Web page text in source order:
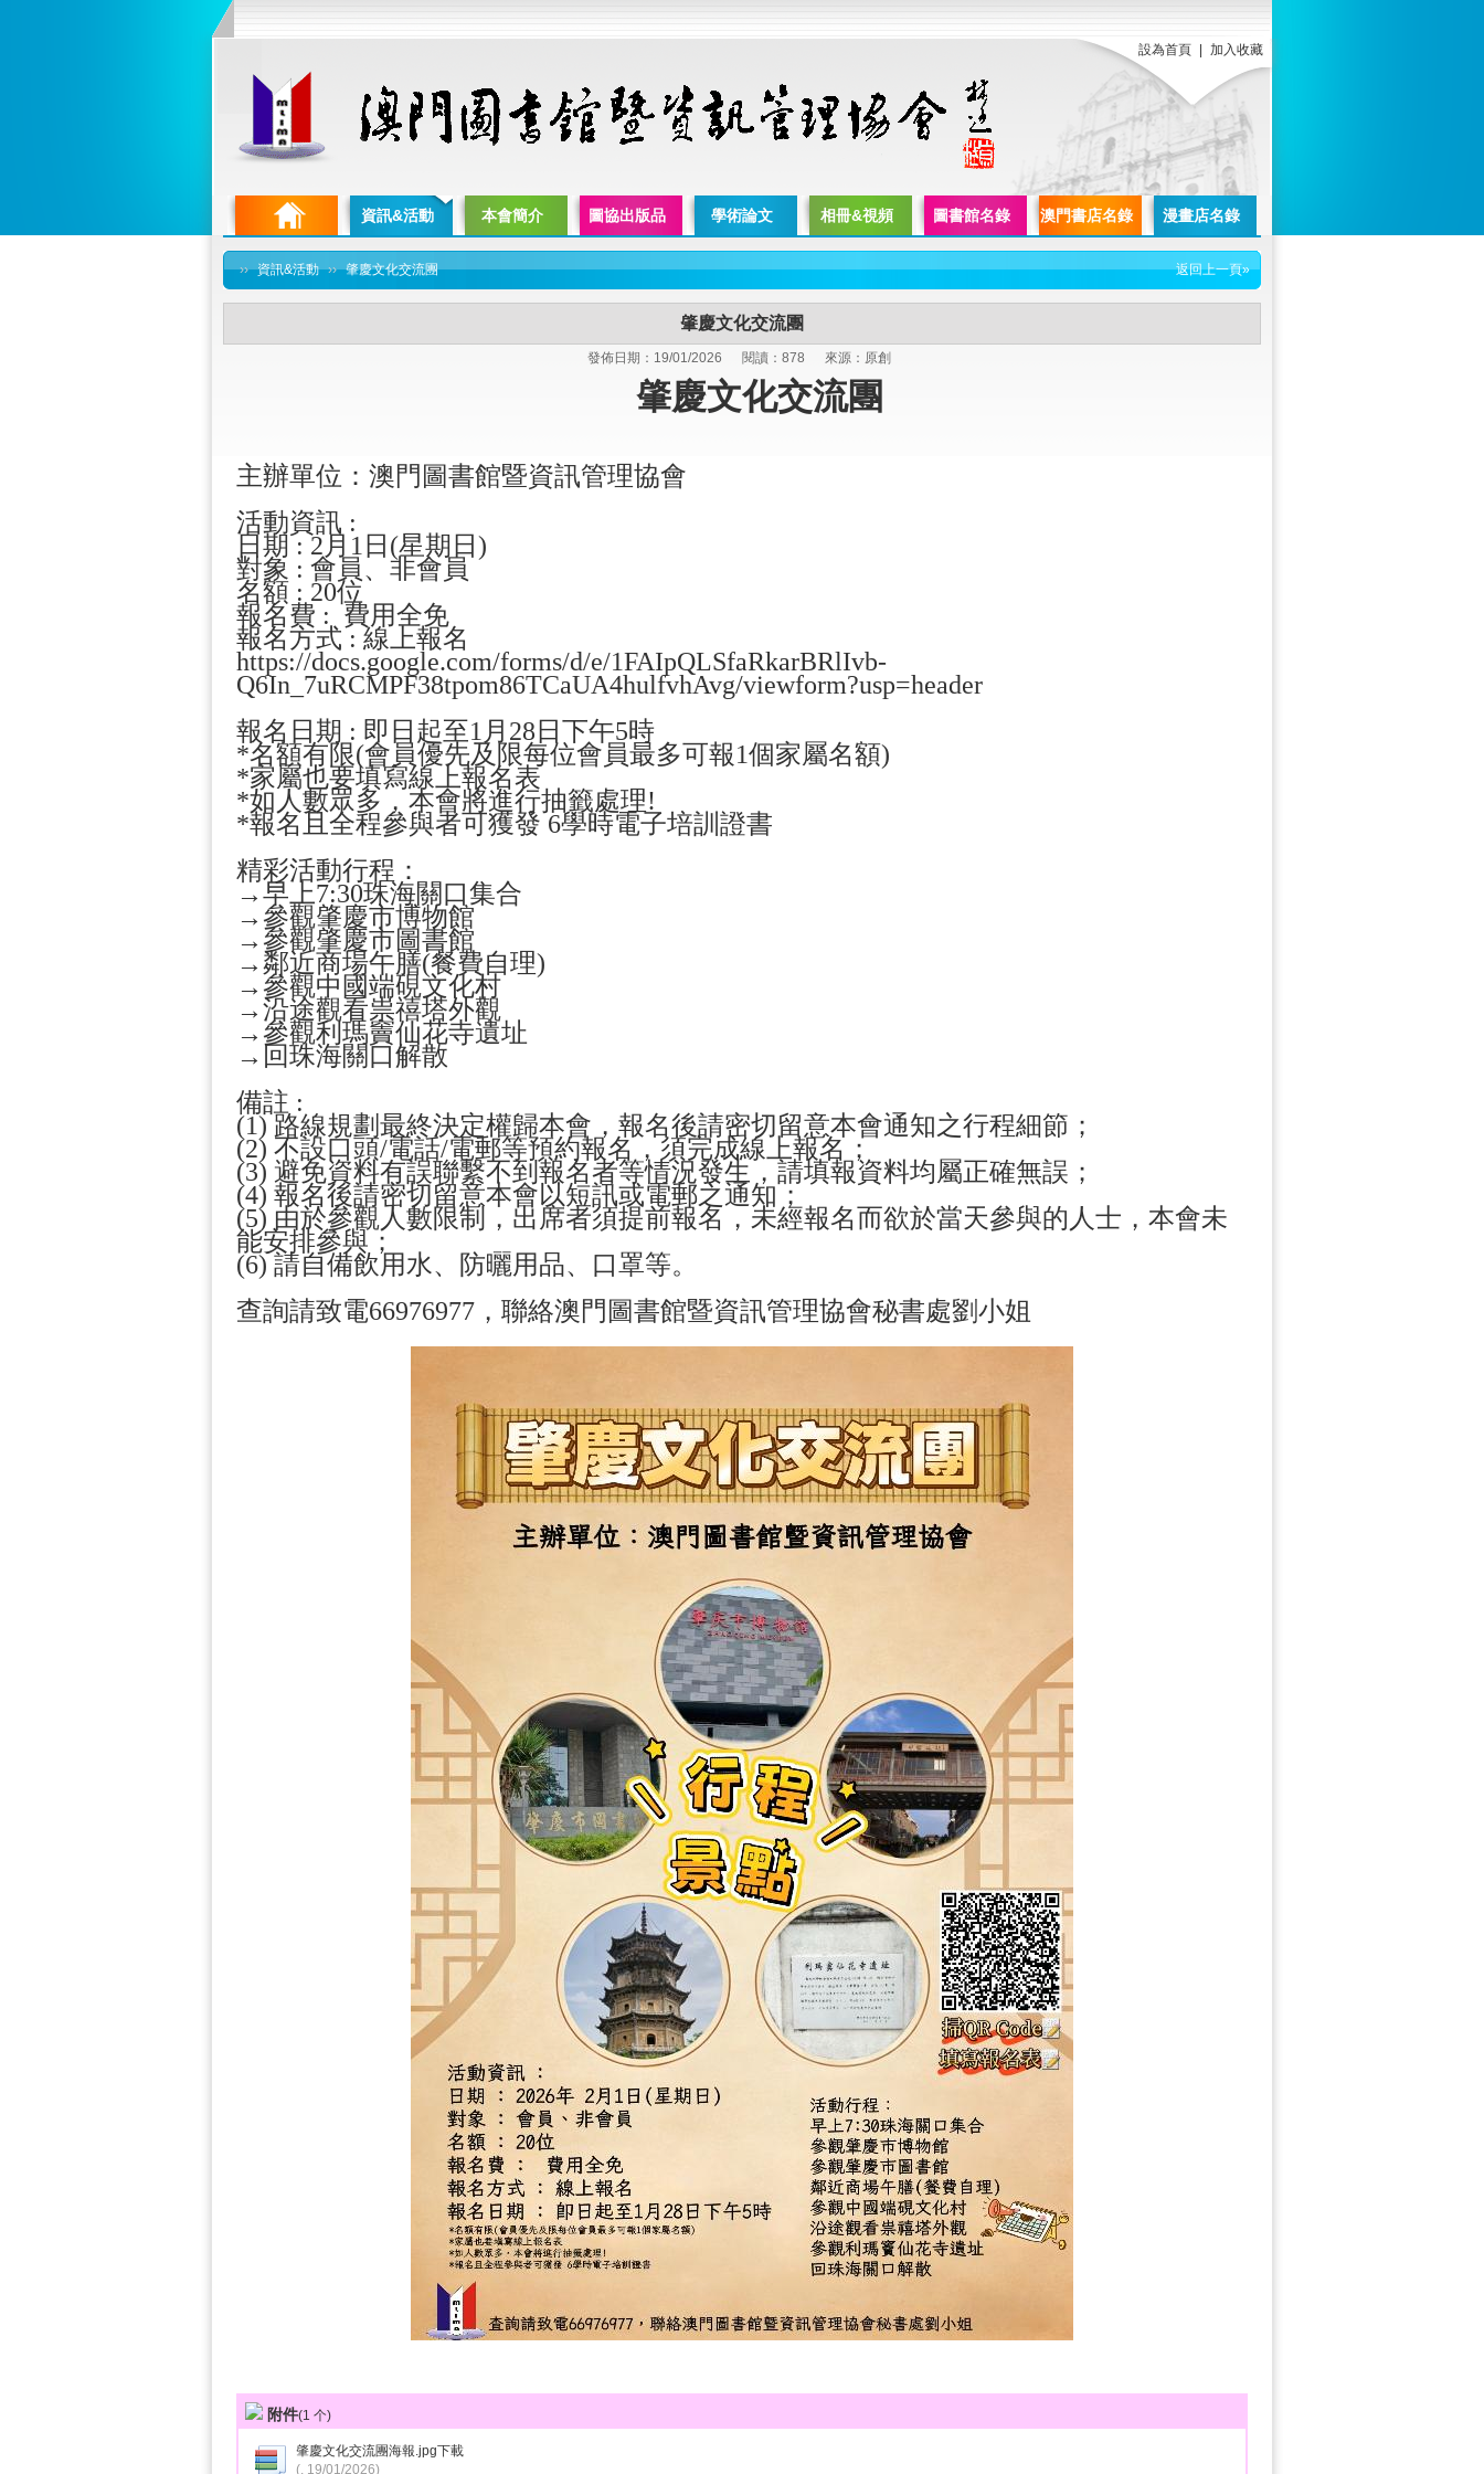
設為首頁 加入收藏
資訊&活動 本會簡介 圖協出版品 學術論文 相冊&視頻 圖書館名錄 澳門書店名錄 漫畫店名錄
›› 資訊&活動 ›› 肇慶文化交流團 返回上一頁»
肇慶文化交流團
發佈日期：19/01/2026 閱讀：878 來源：原創
肇慶文化交流團
主辦單位：澳門圖書館暨資訊管理協會
活動資訊 :
日期 : 2月1日(星期日)
對象 : 會員、非會員
名額 : 20位
報名費 : 費用全免
報名方式 : 線上報名
https://docs.google.com/forms/d/e/1FAIpQLSfaRkarBRlIvb-
Q6In_7uRCMPF38tpom86TCaUA4hulfvhAvg/viewform?usp=header
報名日期 : 即日起至1月28日下午5時
*名額有限(會員優先及限每位會員最多可報1個家屬名額)
*家屬也要填寫線上報名表
*如人數眾多，本會將進行抽籤處理!
*報名且全程參與者可獲發 6學時電子培訓證書
精彩活動行程：
→早上7:30珠海關口集合
→參觀肇慶市博物館
→參觀肇慶市圖書館
→鄰近商場午膳(餐費自理)
→參觀中國端硯文化村
→沿途觀看祟禧塔外觀
→參觀利瑪竇仙花寺遺址
→回珠海關口解散
備註 :
(1) 路線規劃最終決定權歸本會，報名後請密切留意本會通知之行程細節；
(2) 不設口頭/電話/電郵等預約報名，須完成線上報名；
(3) 避免資料有誤聯繫不到報名者等情況發生，請填報資料均屬正確無誤；
(4) 報名後請密切留意本會以短訊或電郵之通知；
(5) 由於參觀人數限制，出席者須提前報名，未經報名而欲於當天參與的人士，本會未
能安排參與；
(6) 請自備飲用水、防曬用品、口罩等。
查詢請致電66976977，聯絡澳門圖書館暨資訊管理協會秘書處劉小姐
附件(1 个)
肇慶文化交流團海報.jpg下載
(, 19/01/2026)